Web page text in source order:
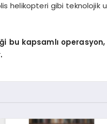
helikopteri gibi teknolojik
bu kapsamlı